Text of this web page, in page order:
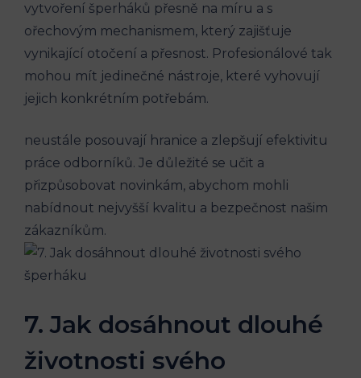
vytvoření šperháků přesně na míru a s
ořechovým mechanismem, který zajišťuje
vynikající otočení a přesnost. Profesionálové tak
mohou mít jedinečné nástroje, které vyhovují
jejich konkrétním potřebám.
neustále posouvají hranice a zlepšují efektivitu
práce odborníků. Je důležité se učit a
přizpůsobovat novinkám, abychom mohli
nabídnout nejvyšší kvalitu a bezpečnost našim
zákazníkům.
7. Jak dosáhnout dlouhé
životnosti svého